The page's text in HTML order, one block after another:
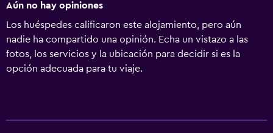
Aún no hay opiniones
Los huéspedes calificaron este alojamiento, pero aún
nadie ha compartido una opinión. Echa un vistazo a las
fotos, los servicios y la ubicación para decidir si es la
opción adecuada para tu viaje.